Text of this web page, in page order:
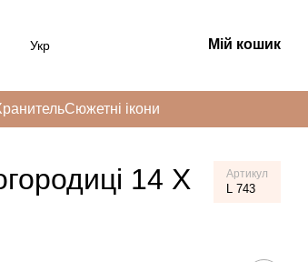
Укр Мій кошик
Сюжетні ікони
14 Х
Артикул
L 743